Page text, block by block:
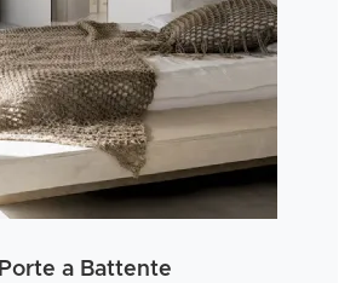
Porte a Battente